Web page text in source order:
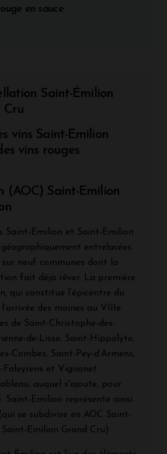
en sauce
Saint-Émilion
Cru
vins Saint-Emilion
vins rouges
(AOC) Saint-Emilion
Saint-Emilion et Saint-Emilion
entrelacées.
sur neuf communes dont la
fait déjà rêver. La première
qui constitue l’épicentre du
des moines au VIIIe
de Saint-Christophe-des-
de-Lisse, Saint-Hippolyte,
Combes, Saint-Pey-d’Armens,
Faleyrens et Vignonet
auquel s'ajoute, pour
Saint-Emilion représente ainsi
se subdivise en AOC Saint-
Emilion Grand Cru)